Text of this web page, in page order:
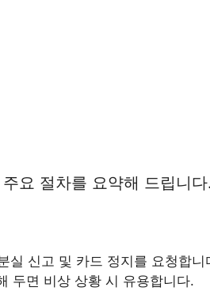
요 절차를 요약해 드립니
실 신고 및 카드 정지를 요청합니
두면 비상 상황 시 유용합니다.